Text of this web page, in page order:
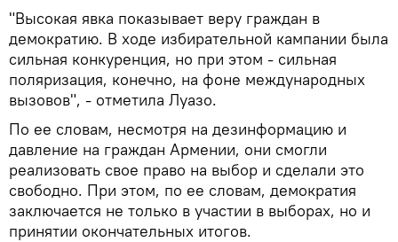
"Высокая явка показывает веру граждан в
демократию. В ходе избирательной кампании была
сильная конкуренция, но при этом - сильная
поляризация, конечно, на фоне международных
вызовов", - отметила Луазо.
По ее словам, несмотря на дезинформацию и
давление на граждан Армении, они смогли
реализовать свое право на выбор и сделали это
свободно. При этом, по ее словам, демократия
заключается не только в участии в выборах, но и
принятии окончательных итогов.